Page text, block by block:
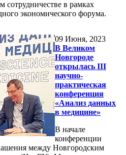
сотрудничестве в рамках
экономического форума.
09 Июня, 2023
В Великом
Новгороде
открылась III
научно-
практическая
конференция
«Анализ данных
в медицине»
В начале
конференции
между Новгородским